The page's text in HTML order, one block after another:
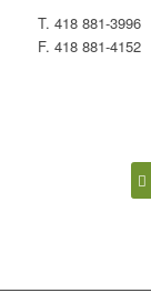
T. 418 881-3996
F. 418 881-4152